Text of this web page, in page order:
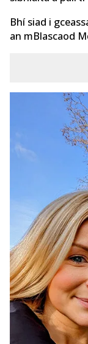
Bhí siad i
an mBlascaod